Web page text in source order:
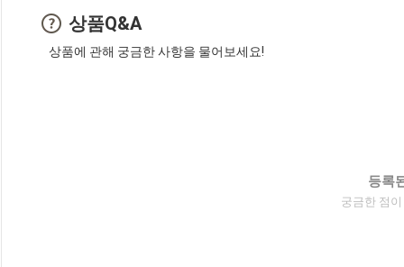
상품Q&A
상품에 관해 궁금한 사항을 물어보세요!
등록
궁금한 점